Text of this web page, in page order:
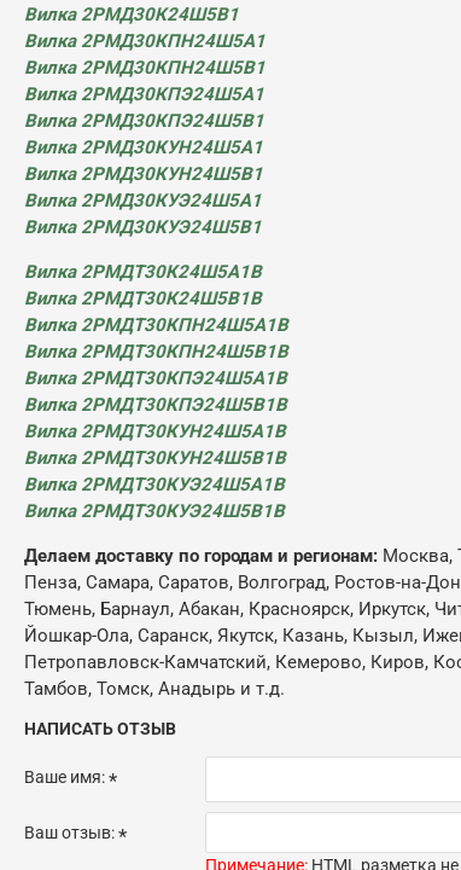
Вилка 2РМД30К24Ш5В1
Вилка 2РМД30КПН24Ш5А1
Вилка 2РМД30КПН24Ш5В1
Вилка 2РМД30КПЭ24Ш5А1
Вилка 2РМД30КПЭ24Ш5В1
Вилка2РМД30КУН24Ш5А1
Вилка 2РМД30КУН24Ш5В1
Вилка 2РМД30КУЭ24Ш5А1
Вилка 2РМД30КУЭ24Ш5В1
Вилка 2РМДТ30К24Ш5А1В
Вилка 2РМДТ30К24Ш5В1В
Вилка 2РМДТ30КПН24Ш5А1В
Вилка 2РМДТ30КПН24Ш5В1В
Вилка 2РМДТ30КПЭ24Ш5А1В
Вилка 2РМДТ30КПЭ24Ш5В1В
Вилка 2РМДТ30КУН24Ш5А1В
Вилка 2РМДТ30КУН24Ш5В1В
Вилка2РМДТ30КУЭ24Ш5А1В
Вилка 2РМДТ30КУЭ24Ш5В1В
Делаем доставку по городам и регионам: Москва,
Пенза, Самара, Саратов, Волгоград, Ростов-на-
Тюмень, Барнаул, Абакан, Красноярск, Иркутск,
Йошкар-Ола, Саранск, Якутск, Казань, Кызыл,
Петропавловск-Камчатский, Кемерово, Киров,
Тамбов, Томск, Анадырь и т.д.
НАПИСАТЬ ОТЗЫВ
Ваше имя:
Ваш отзыв:
Примечание: HTML разметка